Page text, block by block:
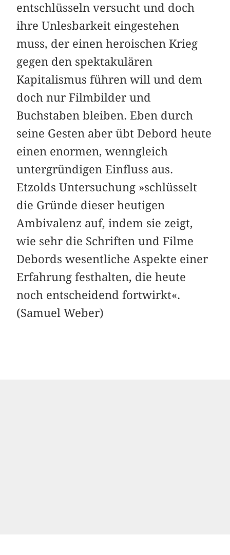
entschlüsseln versucht und doch
ihre Unlesbarkeit eingestehen
muss, der einen heroischen Krieg
gegen den spektakulären
Kapitalismus führen will und dem
doch nur Filmbilder und
Buchstaben bleiben. Eben durch
seine Gesten aber übt Debord heute
einen enormen, wenngleich
untergründigen Einfluss aus.
Etzolds Untersuchung »schlüsselt
die Gründe dieser heutigen
Ambivalenz auf, indem sie zeigt,
wie sehr die Schriften und Filme
Debords wesentliche Aspekte einer
Erfahrung festhalten, die heute
noch entscheidend fortwirkt«.
(Samuel Weber)